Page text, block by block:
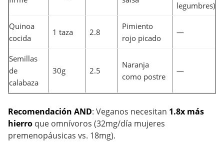
legumbres)
Quinoa
cocida
1 taza 2.8
Pimiento
rojo picado
—
Semillas
de
calabaza
30g 2.5
Naranja
como postre
—
Recomendación AND: Veganos necesitan 1.8x más
hierro que omnívoros (32mg/día mujeres
premenopáusicas vs. 18mg).